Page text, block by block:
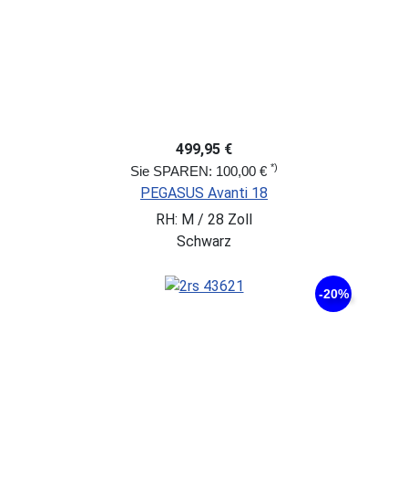
499,95 €
Sie SPAREN: 100,00 € *)
PEGASUS Avanti 18
RH: M / 28 Zoll
Schwarz
-20%